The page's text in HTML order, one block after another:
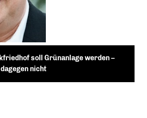
soll Grünanlage werden –
nicht